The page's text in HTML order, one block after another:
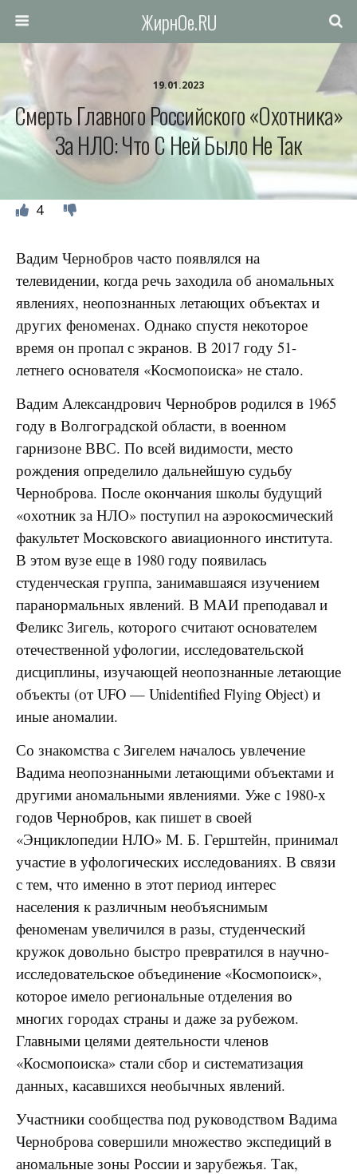
ЖирнОе.RU
19.01.2023
Смерть Главного Российского «охотника»
За НЛО: Что С Ней Было Не Так
4
Вадим Чернобров часто появлялся на
телевидении, когда речь заходила об аномальных
явлениях, неопознанных летающих объектах и
других феноменах. Однако спустя некоторое
время он пропал с экранов. В 2017 году 51-
летнего основателя «Космопоиска» не стало.
Вадим Александрович Чернобров родился в 1965
году в Волгоградской области, в военном
гарнизоне ВВС. По всей видимости, место
рождения определило дальнейшую судьбу
Черноброва. После окончания школы будущий
«охотник за НЛО» поступил на аэрокосмический
факультет Московского авиационного института.
В этом вузе еще в 1980 году появилась
студенческая группа, занимавшаяся изучением
паранормальных явлений. В МАИ преподавал и
Феликс Зигель, которого считают основателем
отечественной уфологии, исследовательской
дисциплины, изучающей неопознанные летающие
объекты (от UFO — Unidentified Flying Object) и
иные аномалии.
Со знакомства с Зигелем началось увлечение
Вадима неопознанными летающими объектами и
другими аномальными явлениями. Уже с 1980-х
годов Чернобров, как пишет в своей
«Энциклопедии НЛО» М. Б. Герштейн, принимал
участие в уфологических исследованиях. В связи
с тем, что именно в этот период интерес
населения к различным необъяснимым
феноменам увеличился в разы, студенческий
кружок довольно быстро превратился в научно-
исследовательское объединение «Космопоиск»,
которое имело региональные отделения во
многих городах страны и даже за рубежом.
Главными целями деятельности членов
«Космопоиска» стали сбор и систематизация
данных, касавшихся необычных явлений.
Участники сообщества под руководством Вадима
Черноброва совершили множество экспедиций в
аномальные зоны России и зарубежья. Так,